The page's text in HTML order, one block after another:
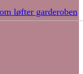
løfter garderoben